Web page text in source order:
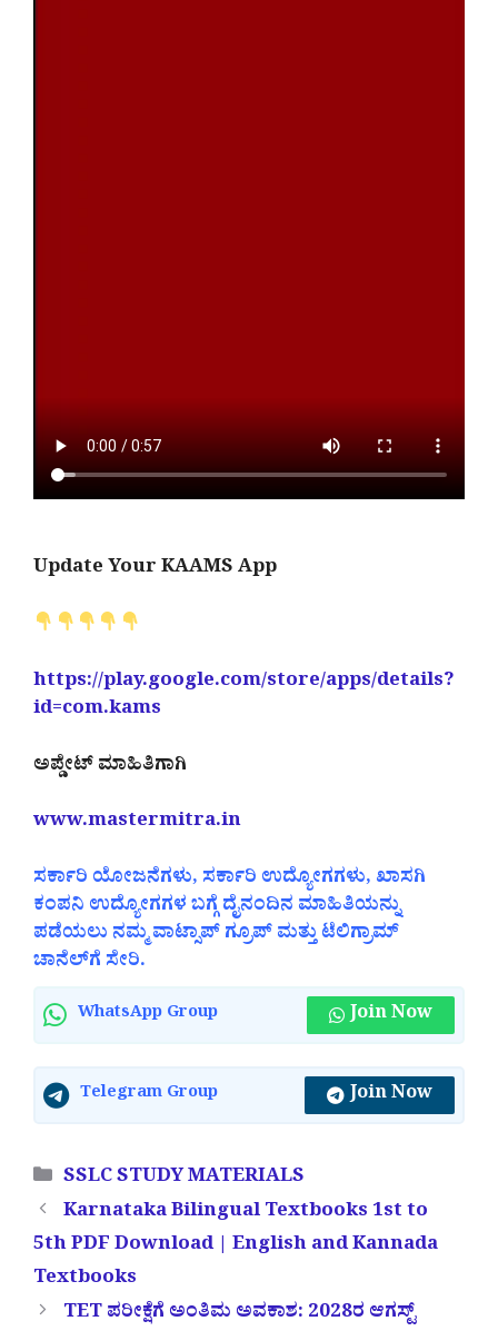
Update Your KAAMS App
https://play.google.com/store/apps/details?
id=com.kams
ಅಪ್ಡೇಟ್ ಮಾಹಿತಿಗಾಗಿ
www.mastermitra.in
ಸರ್ಕಾರಿ ಯೋಜನೆಗಳು, ಸರ್ಕಾರಿ ಉದ್ಯೋಗಗಳು, ಖಾಸಗಿ
ಕಂಪನಿ ಉದ್ಯೋಗಗಳ ಬಗ್ಗೆ ದೈನಂದಿನ ಮಾಹಿತಿಯನ್ನು
ಪಡೆಯಲು ನಮ್ಮ ವಾಟ್ಸಾಪ್ ಗ್ರೂಪ್ ಮತ್ತು ಟೆಲಿಗ್ರಾಮ್
ಚಾನೆಲ್‌ಗೆ ಸೇರಿ.
WhatsApp Group Join Now
Telegram Group Join Now
Categories
SSLC STUDY MATERIALS
Karnataka Bilingual Textbooks 1st to
5th PDF Download | English and Kannada
Textbooks
TET ಪರೀಕ್ಷೆಗೆ ಅಂತಿಮ ಅವಕಾಶ: 2028ರ ಆಗಸ್ಟ್